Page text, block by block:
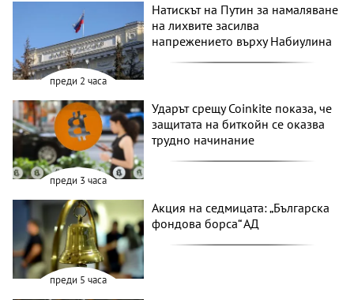
преди 2 часа
Натискът на Путин за намаляване
на лихвите засилва
напрежението върху Набиулина
преди 3 часа
Ударът срещу Coinkite показа, че
защитата на биткойн се оказва
трудно начинание
преди 5 часа
Акция на седмицата: „Българска
фондова борса“ АД